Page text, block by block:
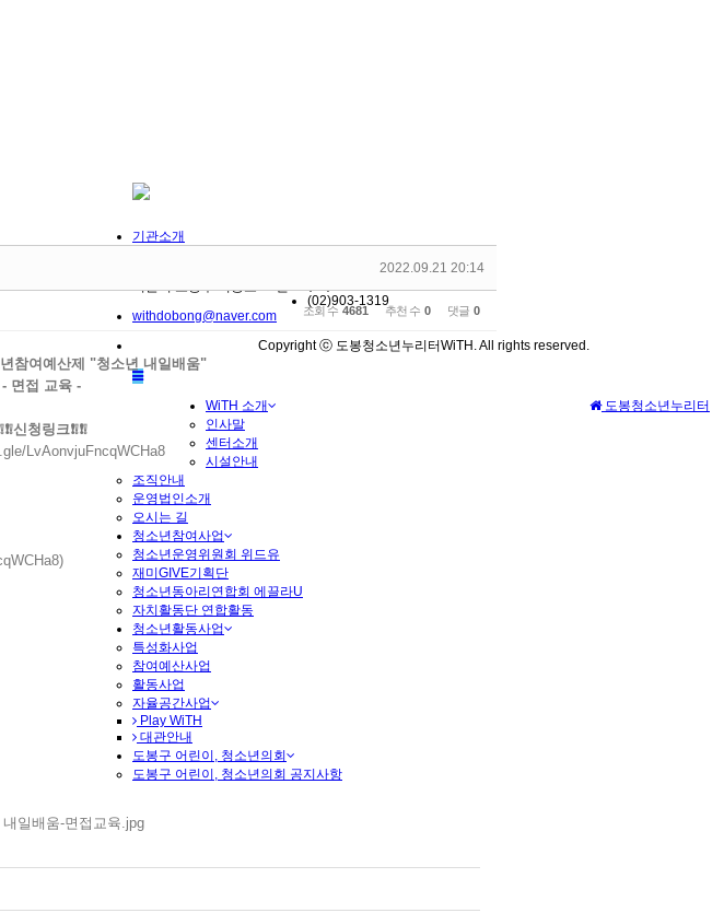
2022.09.21 20:14
조회 수 4681 추천 수 0 댓글 0
참여예산제 "청소년 내일배움"
- 면접 교육 -
신청링크❗❕❗❕
LvAonvjuFncqWCHa8
)
기관소개
서울시 도봉구 덕릉로 59길 18
(02)903-1319
withdobong@naver.com
Copyright ⓒ 도봉청소년누리터WiTH. All rights reserved.
MENU
도봉청소년누리터
WiTH 소개
인사말
센터소개
시설안내
조직안내
운영법인소개
오시는 길
청소년참여사업
청소년운영위원회 위드유
재미GIVE기획단
청소년동아리연합회 에끌라U
자치활동단 연합활동
청소년활동사업
특성화사업
참여예산사업
활동사업
자율공간사업
Play WiTH
대관안내
도봉구 어린이, 청소년의회
도봉구 어린이, 청소년의회 공지사항